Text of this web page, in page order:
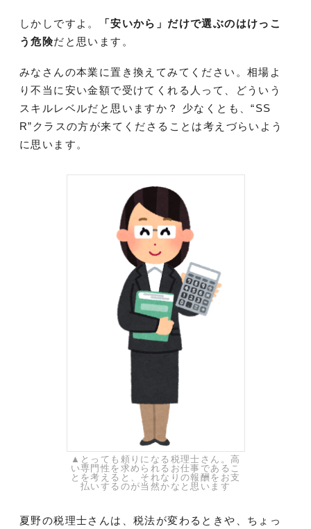
しかしですよ。
「安いから」だけで選ぶのはけっこ
う危険だと思います。
みなさんの本業に置き換えてみてください。相場よ
り不当に安い金額で受けてくれる人って、どういう
スキルレベルだと思いますか？ 少なくとも、“SS
R”クラスの方が来てくださることは考えづらいよう
に思います。
▲とっても頼りになる税理士さん。高
い専門性を求められるお仕事であるこ
とを考えると、それなりの報酬をお支
払いするのが当然かなと思います
夏野の税理士さんは、税法が変わるときや、ちょっ